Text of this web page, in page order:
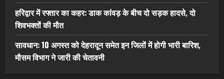
हरिद्वार में रफ्तार का कहर: डाक कांवड़ के बीच दो सड़क हादसे, दो
शिवभक्तों की मौत
सावधान: 10 अगस्त को देहरादून समेत इन जिलों में होगी भारी बारिश,
मौसम विभाग ने जारी की चेतावनी